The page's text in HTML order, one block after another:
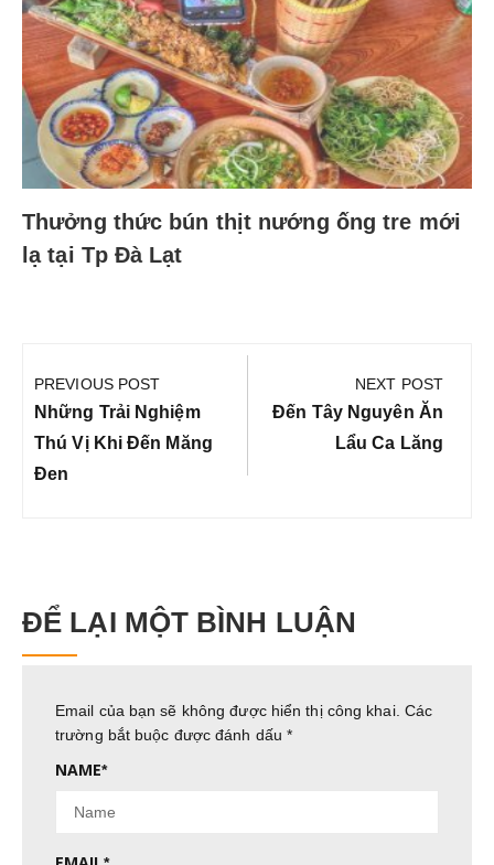
Thưởng thức bún thịt nướng ống tre mới
lạ tại Tp Đà Lạt
hướng
bài
viết
PREVIOUS POST
Previous
Post:
Những Trải Nghiệm
Thú Vị Khi Đến Măng
Đen
NEXT POST
Next
Đến Tây Nguyên Ăn
Lẩu Ca Lăng
ĐỂ LẠI MỘT BÌNH LUẬN
Email của bạn sẽ không được hiển thị công khai. Các
trường bắt buộc được đánh dấu*
NAME*